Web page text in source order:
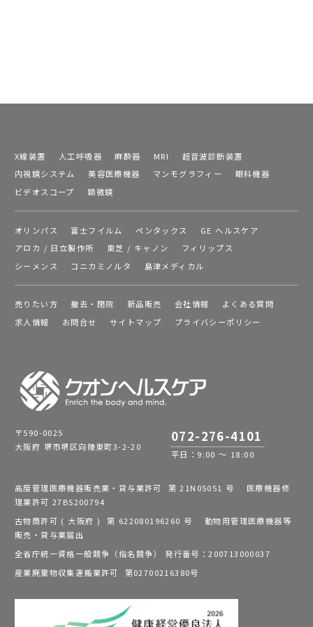
X線装置 人工呼吸器 麻酔器 MRI
超音波診断装置
内視鏡システム
美容医療機器 マンモグラフィー
眼科機器
ビデオスコープ
顕微鏡
オリンパス 富士フイルム ペンタックス
GE ヘルスケア
アロカ / 日立製作所
東芝 / キャノン
フィリップス
シーメンス
コニカミノルタ 島津メディカル
売りたい方 撤去・閉院 新品販売 会社情報
よくある質問
求人情報
お問合せ サイトマップ プライバシーポリシー
〒590-0025
大阪府 堺市堺区向陵東町3-2-20
072-276-4101
平日：9:00 ～ 18:00
高度管理医療機器販売業・貸与業許可 第 21N05051 号 医療機器修
理業許可 27BS200794
古物商許可 ( 大阪府 ) 第 622080196260 号 動物用管理医療機器等
販売・貸与業届出
全省庁統一資格一般競争（指名競争） 発行番号：200713000037
産業廃棄物収集運搬業許可 第02700216380号